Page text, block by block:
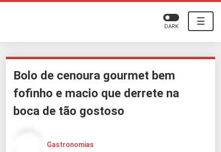
☰
DARK
Bolo de cenoura gourmet bem
fofinho e macio que derrete na
boca de tão gostoso
Gastronomias